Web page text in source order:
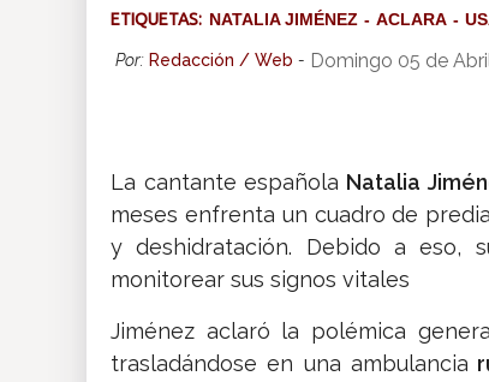
ETIQUETAS: NATALIA JIMÉNEZ ACLARA
Por: Redacción / Web - Domingo 05 de
La cantante española Natalia
meses enfrenta un cuadro de
y deshidratación. Debido a eso,
monitorear sus signos vitales
Jiménez aclaró la polémica
trasladándose en una ambulancia